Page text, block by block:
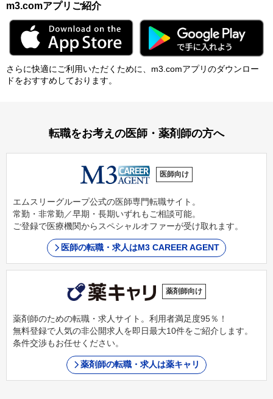
m3.comアプリご紹介
さらに快適にご利⽤いただくために、m3.comアプリのダウンロー
ドをおすすめしております。
転職をお考えの医師・薬剤師の方へ
医師向け
エムスリーグループ公式の医師専門転職サイト。
常勤・非常勤／早期・長期いずれもご相談可能。
ご登録で医療機関からスペシャルオファーが受け取れます。
医師の転職・求人はM3 CAREER AGENT
薬剤師向け
薬剤師のための転職・求人サイト。利用者満足度95％！
無料登録で人気の非公開求人を即日最大10件をご紹介します。
条件交渉もお任せください。
薬剤師の転職・求人は薬キャリ